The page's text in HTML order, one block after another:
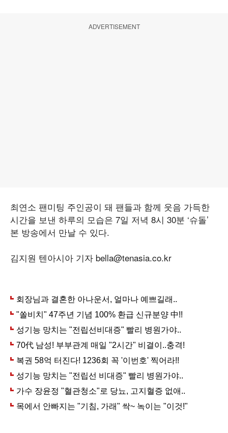
ADVERTISEMENT
최연소 팬미팅 주인공이 돼 팬들과 함께 웃음 가득한
시간을 보낸 하루의 모습은 7일 저녁 8시 30분 ‘슈돌’
본 방송에서 만날 수 있다.
김지원 텐아시아 기자 bella@tenasia.co.kr